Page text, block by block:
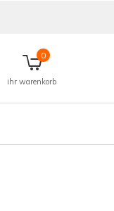
ihr warenkorb
0